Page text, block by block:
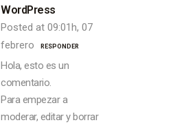
WordPress
Posted at 09:01h, 07
febrero
RESPONDER
Hola, esto es un
comentario.
Para empezar a
moderar, editar y borrar